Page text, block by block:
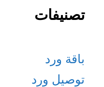
تصنيفات
باقة ورد
توصيل ورد